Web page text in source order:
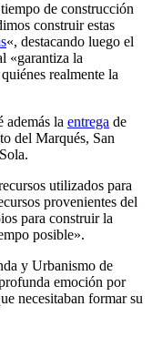
de construcción
construir estas
«, destacando luego el
«garantiza la
realmente la
además la entrega de
del Marqués, San
utilizados para
provenientes del
para construir la
posible».
y Urbanismo de
emoción por
necesitaban formar su